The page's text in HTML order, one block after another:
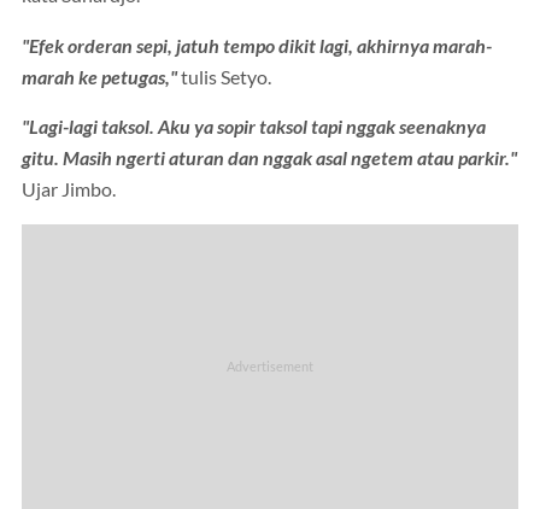
"Efek orderan sepi, jatuh tempo dikit lagi, akhirnya marah-
marah ke petugas,"tulis Setyo.
"Lagi-lagi taksol. Aku ya sopir taksol tapi nggak seenaknya
gitu. Masih ngerti aturan dan nggak asal ngetem atau parkir."
Ujar Jimbo.